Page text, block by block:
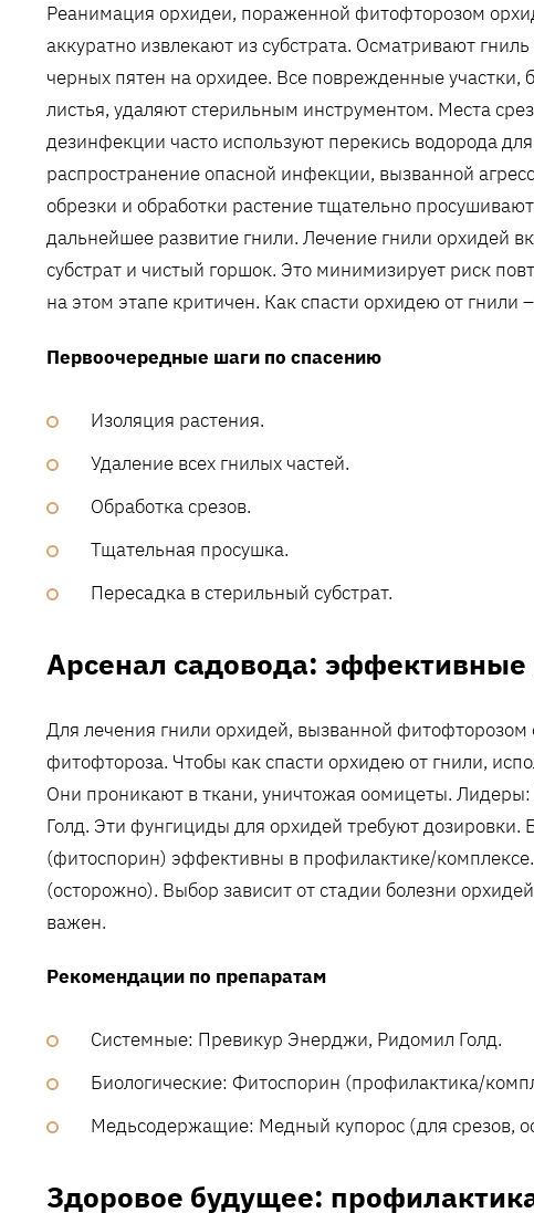
Реанимация орхидеи‚ пораженной фитофторозом
аккуратно извлекают из субстрата. Осматривают
черных пятен на орхидее. Все поврежденные участки‚
листья‚ удаляют стерильным инструментом. Места
дезинфекции часто используют перекись водорода
распространение опасной инфекции‚ вызванной
обрезки и обработки растение тщательно
дальнейшее развитие гнили. Лечение гнили орхидей
субстрат и чистый горшок. Это минимизирует риск
на этом этапе критичен. Как спасти орхидею от гнили
Первоочередные шаги по спасению
Изоляция растения.
Удаление всех гнилых частей.
Обработка срезов.
Тщательная просушка.
Пересадка в стерильный субстрат.
Арсенал садовода:
Для лечения гнили орхидей‚ вызванной
фитофтороза. Чтобы как спасти орхидею от гнили‚
Они проникают в ткани‚ уничтожая оомицеты.
Голд. Эти фунгициды для орхидей требуют дозировки.
(фитоспорин) эффективны в профилактике/
(осторожно). Выбор зависит от стадии болезни
важен.
Рекомендации по препаратам
Системные: Превикур Энерджи‚ Ридомил Голд.
Биологические: Фитоспорин (профилактика/
Медьсодержащие: Медный купорос (для срезов‚
Здоровое будущее: